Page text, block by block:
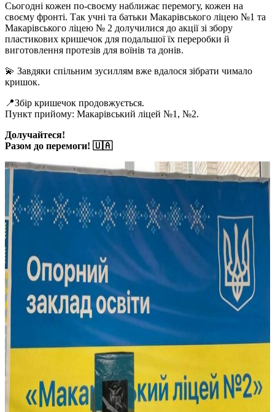
Сьогодні кожен по-своєму наближає перемогу, кожен на
своєму фронті. Так учні та батьки Макарівського ліцею №1 та
Макарівського ліцею № 2 долучилися до акції зі збору
пластикових кришечок для подальшої їх переробки й
виготовлення протезів для воїнів та донів.
💫 Завдяки спільним зусиллям вже вдалося зібрати чимало
кришок.
📍Збір кришечок продовжується.
Пункт прийому: Макарівський ліцей №1, №2.
Долучайтеся!
Разом до перемоги! 🇺🇦